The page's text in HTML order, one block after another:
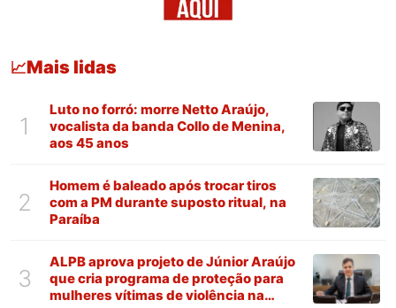
📈Mais lidas
1
Luto no forró: morre Netto Araújo,
vocalista da banda Collo de Menina,
aos 45 anos
2
Homem é baleado após trocar tiros
com a PM durante suposto ritual, na
Paraíba
3
ALPB aprova projeto de Júnior Araújo
que cria programa de proteção para
mulheres vítimas de violência na